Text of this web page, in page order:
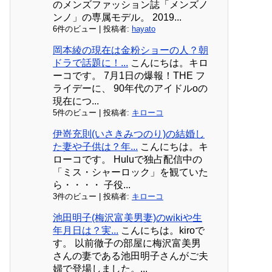
のメンズファッション誌「メンズノ
ンノ」の専属モデル。 2019...
6件のビュー 投稿者: hayato
岡本綾の現在は金粉ショーの人？朝
ドラで話題に！... こんにちは。キロ
ーコです。 7月1日の爆報！THE フ
ライデーに、 90年代のアイドルoの
現在につ...
5件のビュー 投稿者: キローコ
伊嵜充則(いさきみつのり)の結婚し
た妻や子供は？年... こんにちは。キ
ローコです。 Huluで独占配信中の
「ミス・シャーロック」を観ていた
ら・・・・ 子役...
3件のビュー 投稿者: キローコ
池田明子(梅沢富美男妻)のwikiや生
年月日は？実... こんにちは。kiroで
す。 以前徹子の部屋に梅沢富美男
さんの妻である池田明子さんがご夫
婦で登場しました。...